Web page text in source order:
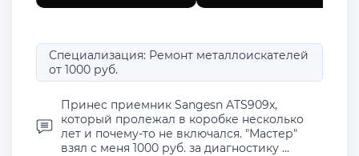
Специализация: Ремонт металлоискателей
от 1000 руб.
Принес приемник Sangesn ATS909x,
который пролежал в коробке несколько
лет и почему-то не включался. "Мастер"
взял с меня 1000 руб. за диагностику ...